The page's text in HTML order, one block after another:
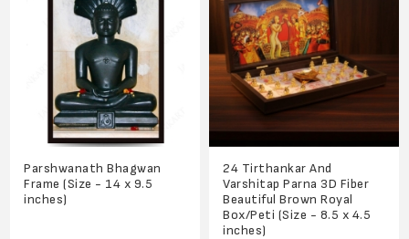
Parshwanath Bhagwan
Frame (Size - 14 x 9.5
inches)
24 Tirthankar And
Varshitap Parna 3D Fiber
Beautiful Brown Royal
Box/Peti (Size - 8.5 x 4.5
inches)